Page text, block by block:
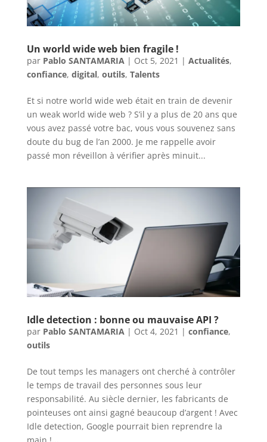
Un world wide web bien fragile !
par Pablo SANTAMARIA | Oct 5, 2021 | Actualités,
confiance, digital, outils, Talents
Et si notre world wide web était en train de devenir
un weak world wide web ? S’il y a plus de 20 ans que
vous avez passé votre bac, vous vous souvenez sans
doute du bug de l’an 2000. Je me rappelle avoir
passé mon réveillon à vérifier après minuit...
Idle detection : bonne ou mauvaise API ?
par Pablo SANTAMARIA| Oct 4, 2021 | confiance,
outils
De tout temps les managers ont cherché à contrôler
le temps de travail des personnes sous leur
responsabilité. Au siècle dernier, les fabricants de
pointeuses ont ainsi gagné beaucoup d’argent ! Avec
Idle detection, Google pourrait bien reprendre la